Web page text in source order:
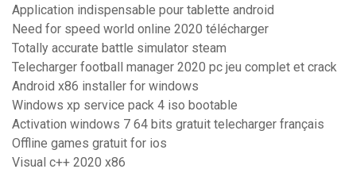
Application indispensable pour tablette android
Need for speed world online 2020 télécharger
Totally accurate battle simulator steam
Telecharger football manager 2020 pc jeu complet et crack
Android x86 installer for windows
Windows xp service pack 4 iso bootable
Activation windows 7 64 bits gratuit telecharger français
Offline games gratuit for ios
Visual c++ 2020 x86